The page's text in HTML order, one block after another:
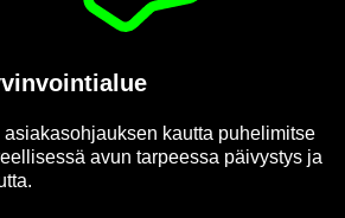
kaut­ta pu­he­li­mit­se
avun tar­pees­sa päi­vys­tys ja